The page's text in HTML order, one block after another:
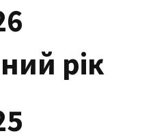
рік